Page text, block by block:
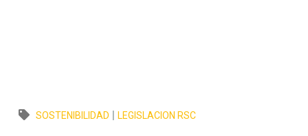
SOSTENIBILIDAD | LEGISLACION RSC